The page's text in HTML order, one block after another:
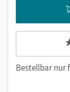
Bestellbar nur